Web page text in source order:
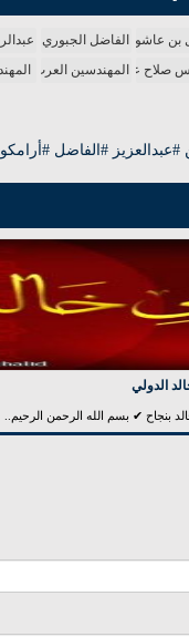
بن عاشور الفاضل الجبوري
صلاح عطيةالمهندسين العرب
#الفاضل
الدولي
بنجاح ✔ بسم الله الرحمن الرحيم..